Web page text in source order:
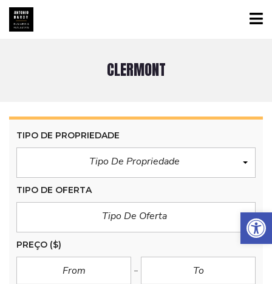
Abrir a barra de ferramentas
CLERMONT
TIPO DE PROPRIEDADE
Tipo De Propriedade
TIPO DE OFERTA
Tipo De Oferta
PREÇO ($)